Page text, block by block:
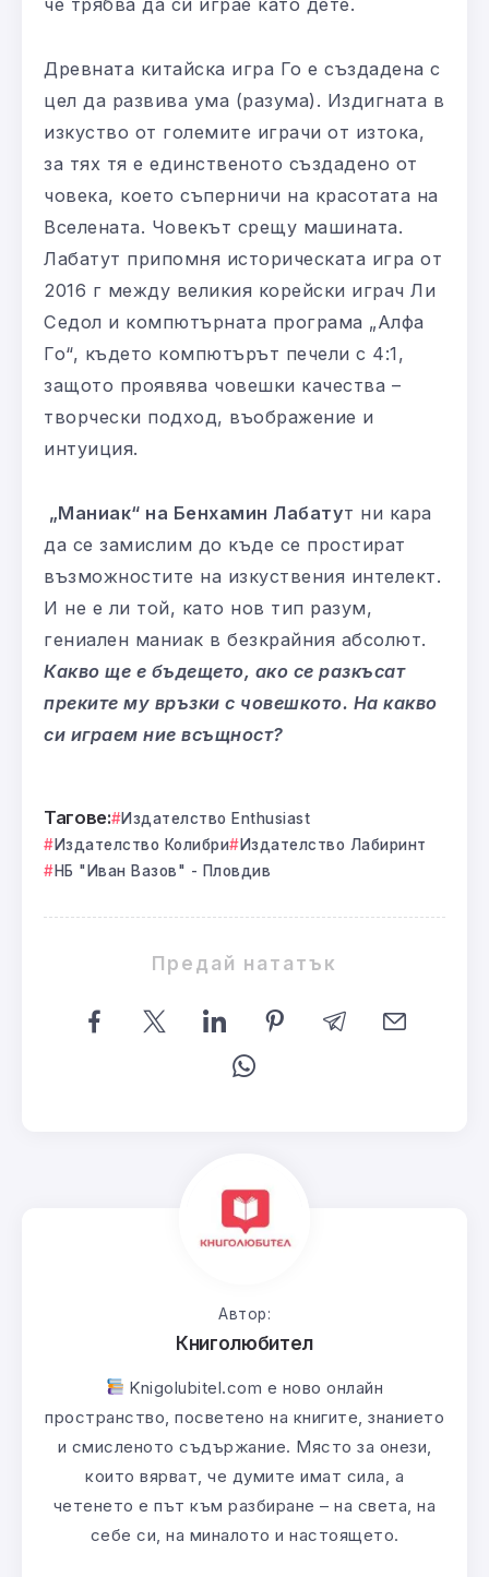
Древната китайска игра Го е създадена с
цел да развива ума (разума). Издигната в
изкуство от големите играчи от изтока,
за тях тя е единственото създадено от
човека, което съперничи на красотата на
Вселената. Човекът срещу машината.
Лабатут припомня историческата игра от
2016 г между великия корейски играч Ли
Седол и компютърната програма „Алфа
Го“, където компютърът печели с 4:1,
защото проявява човешки качества –
творчески подход, въображение и
интуиция.
„Маниак“ на Бенхамин Лабатут ни кара
да се замислим до къде се простират
възможностите на изкуствения интелект.
И не е ли той, като нов тип разум,
гениален маниак в безкрайния абсолют.
Какво ще е бъдещето, ако се разкъсат
преките му връзки с човешкото. На какво
си играем ние всъщност?
Тагове:
Издателство Enthusiast
Издателство Колибри
Издателство Лабиринт
НБ "Иван Вазов" - Пловдив
Предай нататък
Автор:
Книголюбител
Knigolubitel.com е ново онлайн
пространство, посветено на книгите, знанието
и смисленото съдържание. Място за онези,
които вярват, че думите имат сила, а
четенето е път към разбиране – на света, на
себе си, на миналото и настоящето.